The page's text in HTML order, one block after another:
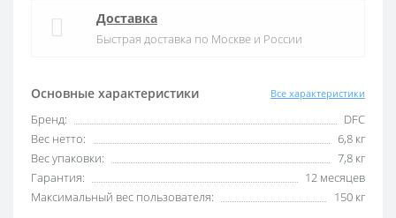
Основные характеристики Все характеристики
Бренд:
DFC
Вес нетто:
6,8 кг
Вес упаковки:
7,8 кг
Гарантия:
12 месяцев
Максимальный вес пользователя:
150 кг
Доставка
Быстрая доставка по Москве и России